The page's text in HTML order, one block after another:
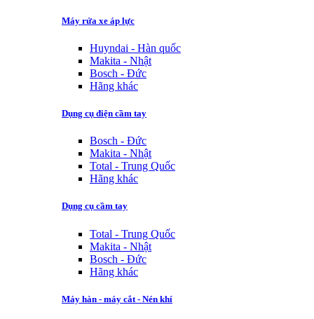
Máy rửa xe áp lực
Huyndai - Hàn quốc
Makita - Nhật
Bosch - Đức
Hãng khác
Dụng cụ điện cầm tay
Bosch - Đức
Makita - Nhật
Total - Trung Quốc
Hãng khác
Dụng cụ cầm tay
Total - Trung Quốc
Makita - Nhật
Bosch - Đức
Hãng khác
Máy hàn - máy cắt - Nén khí